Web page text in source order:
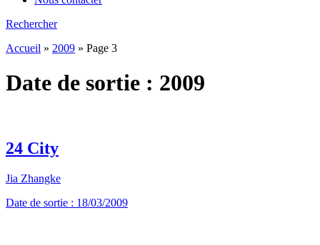
Rechercher
Accueil » 2009 » Page 3
Date de sortie : 2009
24 City
Jia Zhangke
Date de sortie : 18/03/2009